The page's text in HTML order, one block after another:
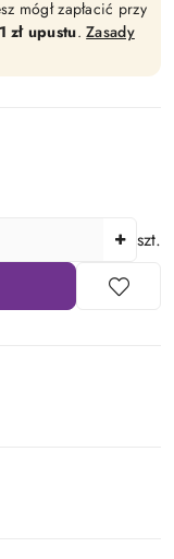
mógł zapłacić przy
zł upustu.Zasady
szt.